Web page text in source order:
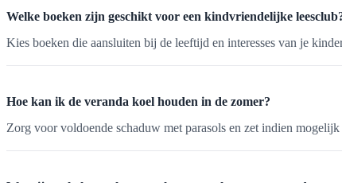
Welke boeken zijn geschikt voor een kindvriendelijke
Kies boeken die aansluiten bij de leeftijd en interesses van je
Hoe kan ik de veranda koel houden in de zomer?
Zorg voor voldoende schaduw met parasols en zet indien